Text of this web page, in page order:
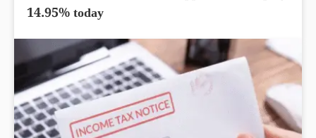
14.95% today